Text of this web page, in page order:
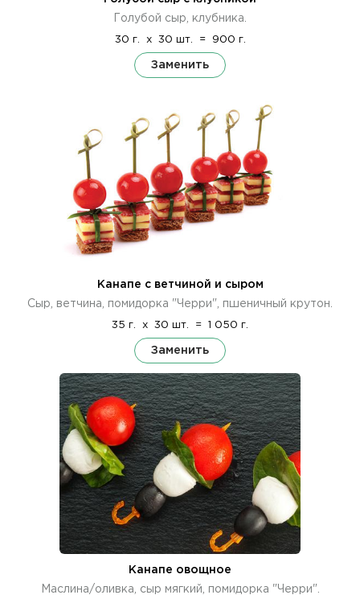
Голубой сыр, клубника.
30 г. x 30 шт. = 900 г.
Заменить
Канапе с ветчиной и сыром
Сыр, ветчина, помидорка "Черри", пшеничный крутон.
35 г. x 30 шт. = 1 050 г.
Заменить
Канапе овощное
Маслина/оливка, сыр мягкий, помидорка "Черри".